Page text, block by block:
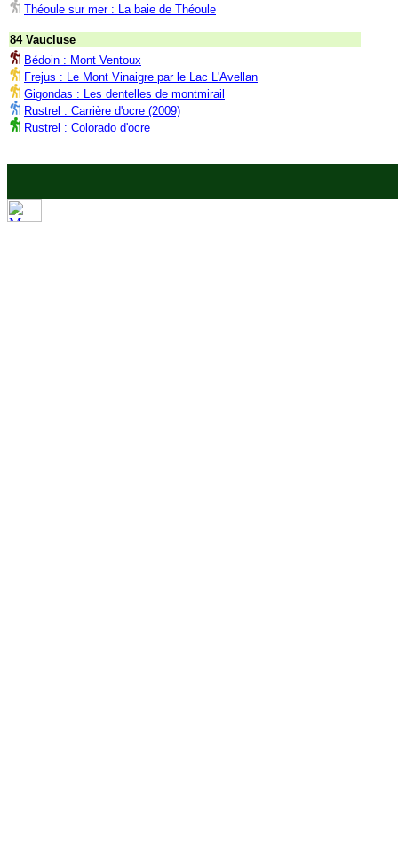
Théoule sur mer : La baie de Théoule
84 Vaucluse
Bédoin : Mont Ventoux
Frejus : Le Mont Vinaigre par le Lac L'Avellan
Gigondas : Les dentelles de montmirail
Rustrel : Carrière d'ocre (2009)
Rustrel : Colorado d'ocre